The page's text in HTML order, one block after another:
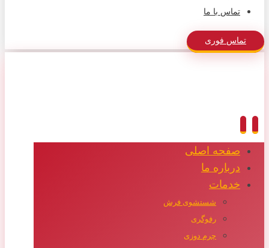
تماس با ما
تماس فوری
صفحه اصلی
درباره ما
خدمات
شستشوی فرش
رفوگری
چرم دوزی